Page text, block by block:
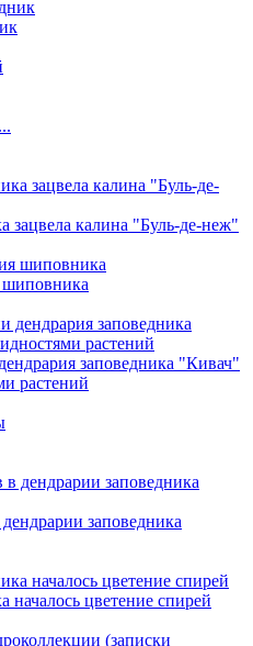
зацвела калина "Буль-де-неж"
шиповника
заповедника "Кивач"
растений
заповедника
началось цветение спирей